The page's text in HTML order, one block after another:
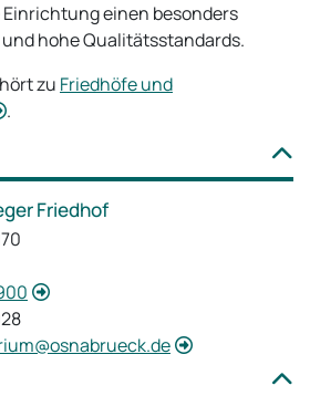
einen besonders
hohe Qualitätsstandards.
zu Friedhöfe und
.
Friedhof